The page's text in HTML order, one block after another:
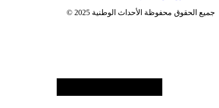
جميع الحقوق محفوظة الأحداث الوطنية 2025 ©